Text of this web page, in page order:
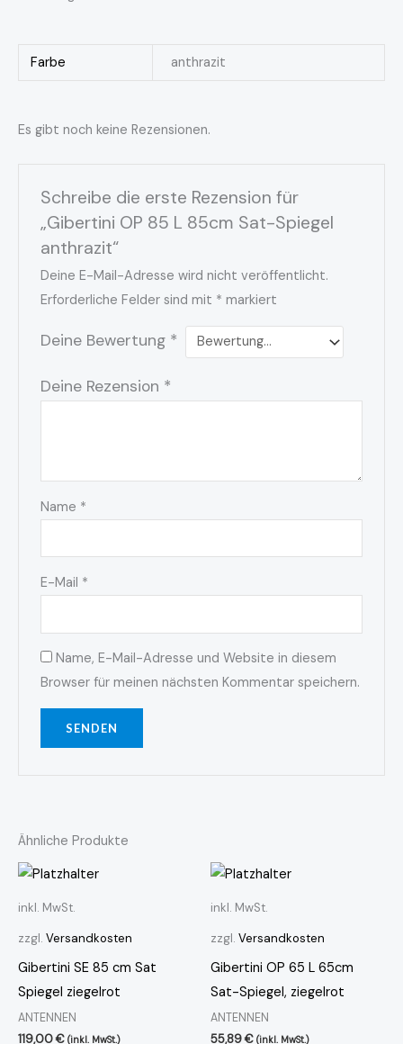
Farbe anthrazit
Es gibt noch keine Rezensionen.
Schreibe die erste Rezension für
„Gibertini OP 85 L 85cm Sat-Spiegel
anthrazit“
Deine E-Mail-Adresse wird nicht veröffentlicht.
Erforderliche Felder sind mit * markiert
Deine Bewertung *
Deine Rezension *
Name *
E-Mail *
Name, E-Mail-Adresse und Website in diesem
Browser für meinen nächsten Kommentar speichern.
Ähnliche Produkte
inkl. MwSt.
zzgl. Versandkosten
Gibertini SE 85 cm Sat
Spiegel ziegelrot
ANTENNEN
119,00€ (inkl. MwSt.)
inkl. MwSt.
zzgl. Versandkosten
Gibertini OP 65 L 65cm
Sat-Spiegel, ziegelrot
ANTENNEN
55,89€ (inkl. MwSt.)